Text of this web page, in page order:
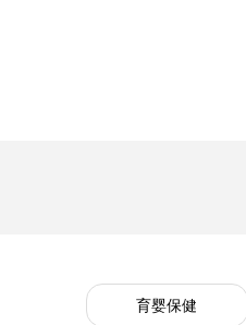
育婴保健